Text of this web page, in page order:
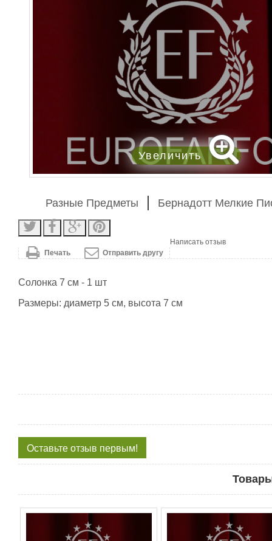
Увеличить
Разные Предметы Бернадотт Мелкие
Отправить другу
Печать
Написать отзыв
Солонка 7 см - 1 шт
Размеры: диаметр 5 см, высота 7 см
Оставьте отзыв первым!